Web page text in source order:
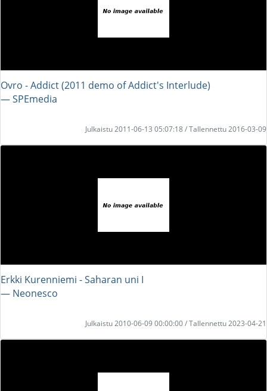
Ovro - Addict (2011 demo of Addict's Interlude)
― SPEmedia
Julkaistu 2011-06-13 05:07:18 / Tallennettu 2016-03-09
Erkki Kurenniemi - Saharan uni I
― Neonesco
Julkaistu 2010-06-09 00:00:00 / Tallennettu 2023-04-21